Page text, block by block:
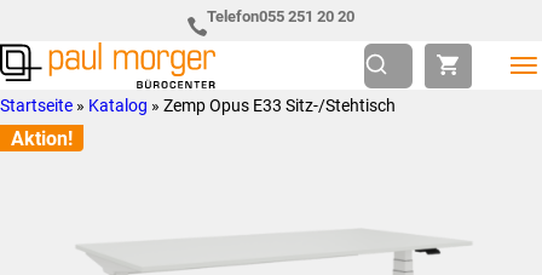
Hauptnavigation
springen
to
main
content
Telefon055 251 20 20
Paul
Morger
so
individuell
Startseite » Katalog » Zemp Opus E33 Sitz-/Stehtisch
Aktion!